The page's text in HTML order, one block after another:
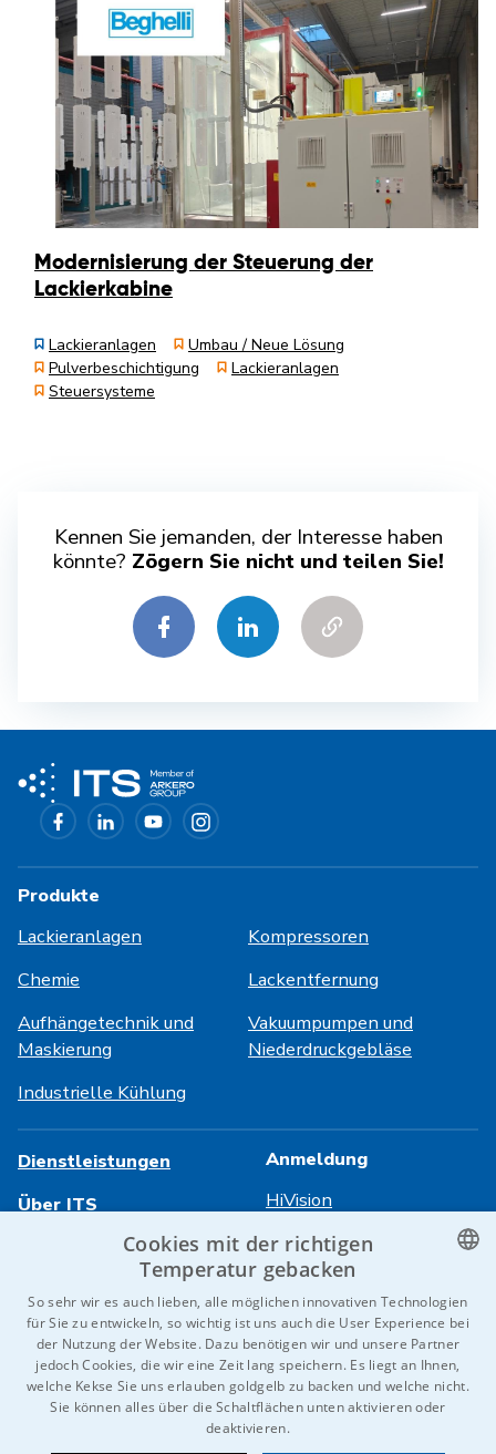
Modernisierung der Steuerung der
Lackierkabine
Lackieranlagen
Umbau / Neue Lösung
Pulverbeschichtigung
Lackieranlagen
Steuersysteme
Kennen Sie jemanden, der Interesse haben
könnte? Zögern Sie nicht und teilen Sie!
Produkte
Lackieranlagen
Kompressoren
Chemie
Lackentfernung
Aufhängetechnik und
Maskierung
Vakuumpumpen und
Niederdruckgebläse
Industrielle Kühlung
Dienstleistungen
Über ITS
Referenzen
Kontaktieren Sie uns
Anmeldung
HiVision
Technische Datenblätter
© 2026 IDEAL-Trade Service, spol. s r.o.
CZECH
GERMAN
RUSSIAN
Cookies mit der richtigen
Temperatur gebacken
So sehr wir es auch lieben, alle möglichen innovativen Technologien
für Sie zu entwickeln, so wichtig ist uns auch die User Experience bei
der Nutzung der Website. Dazu benötigen wir und unsere Partner
jedoch Cookies, die wir eine Zeit lang speichern. Es liegt an Ihnen,
welche Kekse Sie uns erlauben goldgelb zu backen und welche nicht.
Sie können alles über die Schaltflächen unten aktivieren oder
deaktivieren.